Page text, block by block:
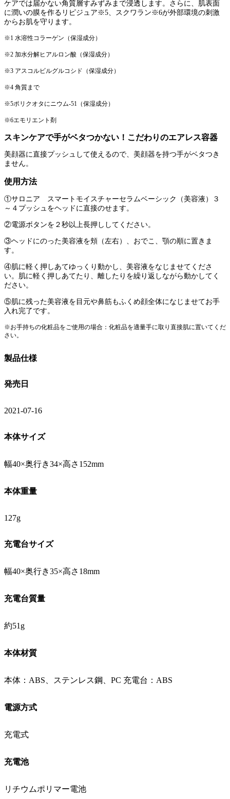
ケアでは届かない角質層すみずみまで浸透します。さらに、肌表面
に潤いの膜を作るリピジュア※5、スクワラン※6が外部環境の刺激
からお肌を守ります。
※1 水溶性コラーゲン（保湿成分）
※2 加水分解ヒアルロン酸（保湿成分）
※3 アスコルビルグルコシド（保湿成分）
※4 角質まで
※5ポリクオタにニウム-51（保湿成分）
※6エモリエント剤
スキンケアで手がベタつかない！こだわりのエアレス容器
美顔器に直接プッシュして使えるので、美顔器を持つ手がベタつき
ません。
使用方法
①サロニア スマートモイスチャーセラムベーシック（美容液）３
～４プッシュをヘッドに直接のせます。
②電源ボタンを２秒以上長押ししてください。
③ヘッドにのった美容液を頬（左右）、おでこ、顎の順に置きま
す。
④肌に軽く押しあてゆっくり動かし、美容液をなじませてくださ
い。肌に軽く押しあてたり、離したりを繰り返しながら動かしてく
ださい。
⑤肌に残った美容液を目元や鼻筋もふくめ顔全体になじませてお手
入れ完了です。
※お手持ちの化粧品をご使用の場合：化粧品を適量手に取り直接肌に置いてくだ
さい。
製品仕様
発売日
2021-07-16
本体サイズ
幅40×奥行き34×高さ152mm
本体重量
127g
充電台サイズ
幅40×奥行き35×高さ18mm
充電台質量
約51g
本体材質
本体：ABS、ステンレス鋼、PC 充電台：ABS
電源方式
充電式
充電池
リチウムポリマー電池